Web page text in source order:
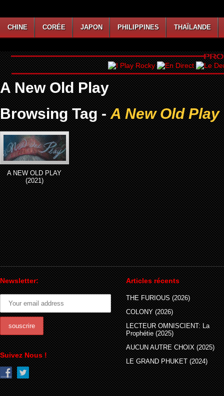
CHINE CORÉE JAPON PHILIPPINES THAÏLANDE
A New Old Play
Browsing Tag -A New Old Play
A NEW OLD PLAY
(2021)
Newsletter:
Suivez Nous !
Articles récents
THE FURIOUS (2026)
COLONY (2026)
LECTEUR OMNISCIENT: La
Prophétie (2025)
AUCUN AUTRE CHOIX (2025)
LE GRAND PHUKET (2024)